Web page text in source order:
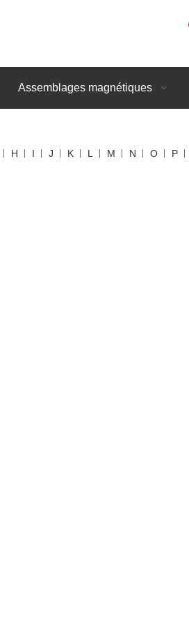
Assemblages magnétiques
H I J K L M N O P